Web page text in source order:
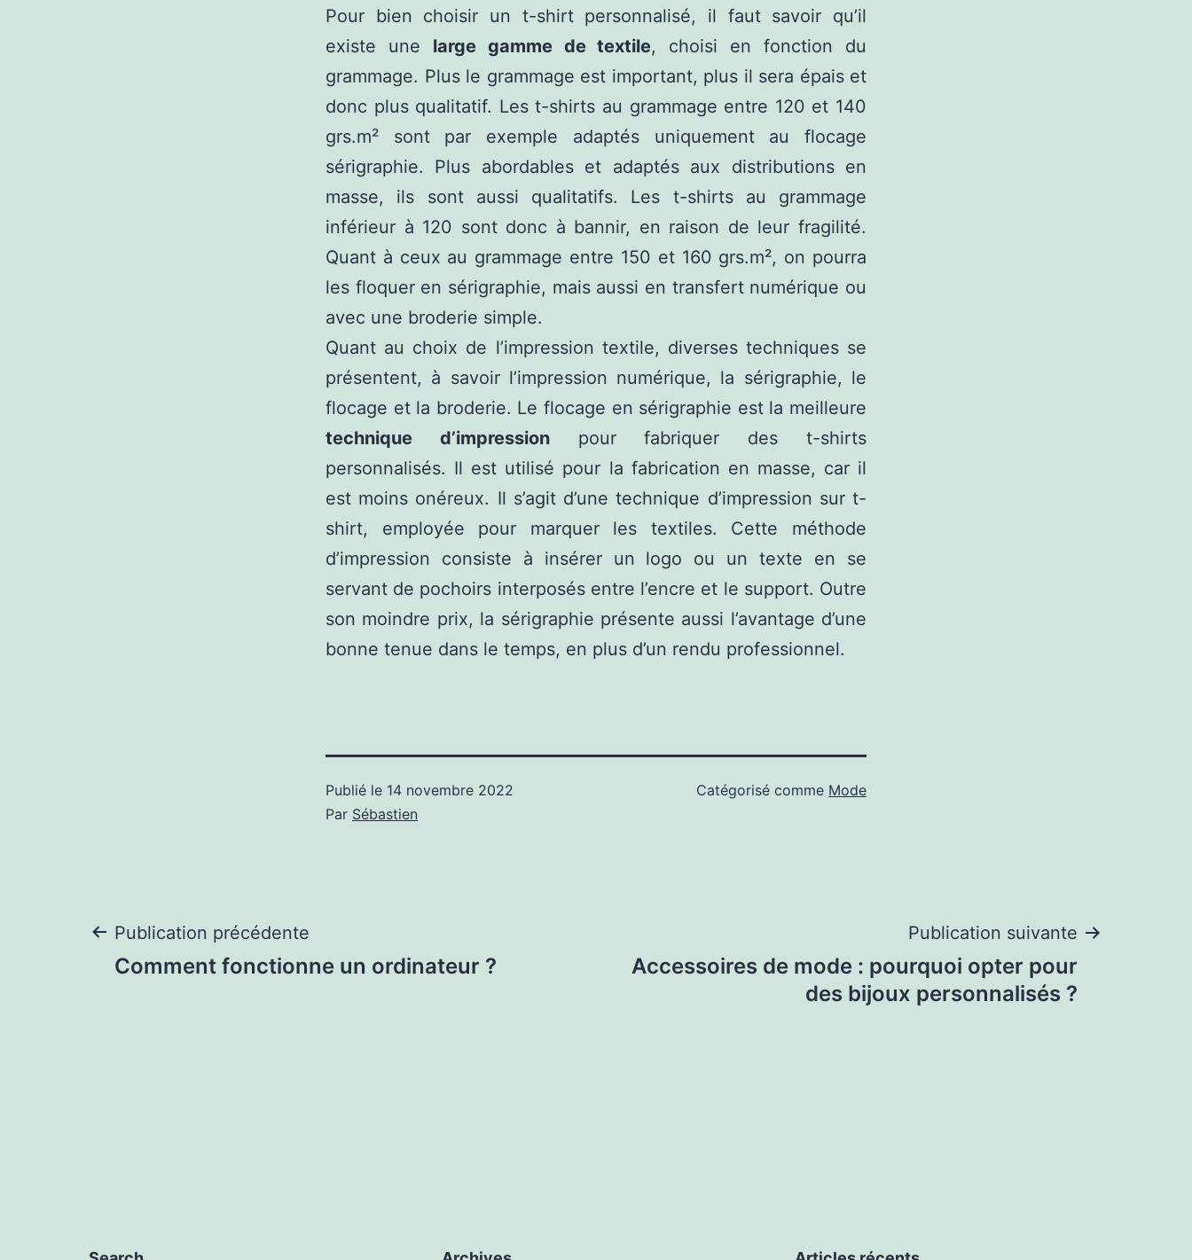
Pour bien choisir un t-shirt personnalisé, il faut savoir qu’il
existe une large gamme de textile, choisi en fonction du
grammage. Plus le grammage est important, plus il sera épais et
donc plus qualitatif. Les t-shirts au grammage entre 120 et 140
grs.m² sont par exemple adaptés uniquement au flocage
sérigraphie. Plus abordables et adaptés aux distributions en
masse, ils sont aussi qualitatifs. Les t-shirts au grammage
inférieur à 120 sont donc à bannir, en raison de leur fragilité.
Quant à ceux au grammage entre 150 et 160 grs.m², on pourra
les floquer en sérigraphie, mais aussi en transfert numérique ou
avec une broderie simple.
Quant au choix de l’impression textile, diverses techniques se
présentent, à savoir l’impression numérique, la sérigraphie, le
flocage et la broderie. Le flocage en sérigraphie est la meilleure
technique d’impressionpour fabriquer des t-shirts
personnalisés. Il est utilisé pour la fabrication en masse, car il
est moins onéreux. Il s’agit d’une technique d’impression sur t-
shirt, employée pour marquer les textiles. Cette méthode
d’impression consiste à insérer un logo ou un texte en se
servant de pochoirs interposés entre l’encre et le support. Outre
son moindre prix, la sérigraphie présente aussi l’avantage d’une
bonne tenue dans le temps, en plus d’un rendu professionnel.
Publié le 14 novembre 2022
Par Sébastien
Catégorisé comme Mode
Navigation
Publication précédente
Comment fonctionne un ordinateur ?
Publication suivante
Accessoires de mode : pourquoi opter pour
des bijoux personnalisés ?